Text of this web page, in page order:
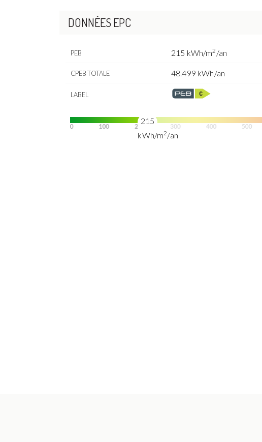
DONNÉES EPC
PEB 215 kWh/m2 /an
CPEB TOTALE 48.499 kWh/an
LABEL
215
kWh/m2/an